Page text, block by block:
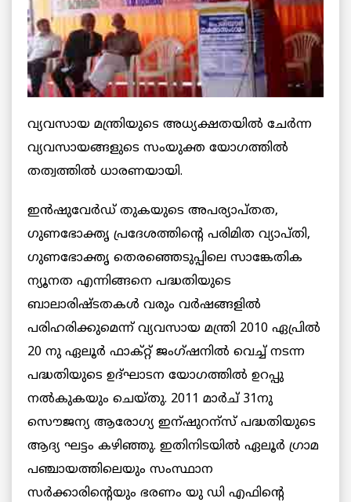
വ്യവസായ മന്ത്രിയുടെ അധ്യക്ഷതയില്‍ ചേര്‍ന്ന
വ്യവസായങ്ങളുടെ സംയുക്ത യോഗത്തില്‍
തത്വത്തില്‍ ധാരണയായി.
ഇന്‍ഷുവേര്‍ഡ് തുകയുടെ അപര്യാപ്തത,
ഗുണഭോക്തൃ പ്രദേശത്തിന്റെ പരിമിത വ്യാപ്തി,
ഗുണഭോക്തൃ തെരഞ്ഞെടുപ്പിലെ സാങ്കേതിക
ന്യൂനത എന്നിങ്ങനെ പദ്ധതിയുടെ
ബാലാരിഷ്ടതകള്‍ വരും വര്‍ഷങ്ങളില്‍
പരിഹരിക്കുമെന്ന് വ്യവസായ മന്ത്രി 2010 ഏപ്രില്‍
20 നു ഏലൂര്‍ ഫാക്റ്റ് ജംഗ്ഷനില്‍ വെച്ച് നടന്ന
പദ്ധതിയുടെ ഉദ്ഘാടന യോഗത്തില്‍ ഉറപ്പു
നല്‍കുകയും ചെയ്തു. 2011 മാര്‍ച് 31നു
സൌജന്യ ആരോഗ്യ ഇന്ഷുറന്സ് പദ്ധതിയുടെ
ആദ്യ ഘട്ടം കഴിഞ്ഞു. ഇതിനിടയില്‍ ഏലൂര്‍ ഗ്രാമ
പഞ്ചായത്തിലെയും സംസ്ഥാന
സര്‍ക്കാരിന്റെയും ഭരണം യു ഡി എഫിന്റെ